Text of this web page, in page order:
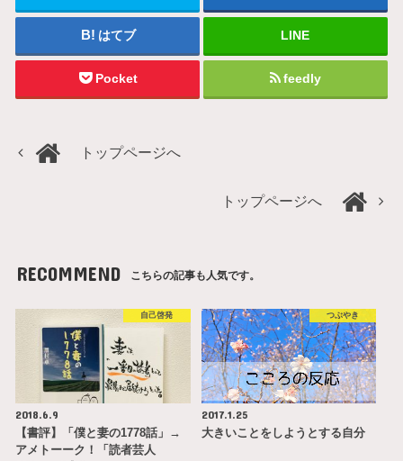
はてブ LINE
Pocket feedly
トップページへ
トップページへ
RECOMMEND こちらの記事も人気です。
自己啓発
2018.6.9
【書評】「僕と妻の1778話」→
アメトーーク！「読者芸人
つぶやき
2017.1.25
大きいことをしようとする自分